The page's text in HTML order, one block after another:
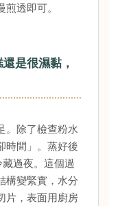
透即可。
是很濕黏，
。除了檢查粉水
時間」。蒸好後
過夜。這個過
構變緊實，水分
片，表面用廚房